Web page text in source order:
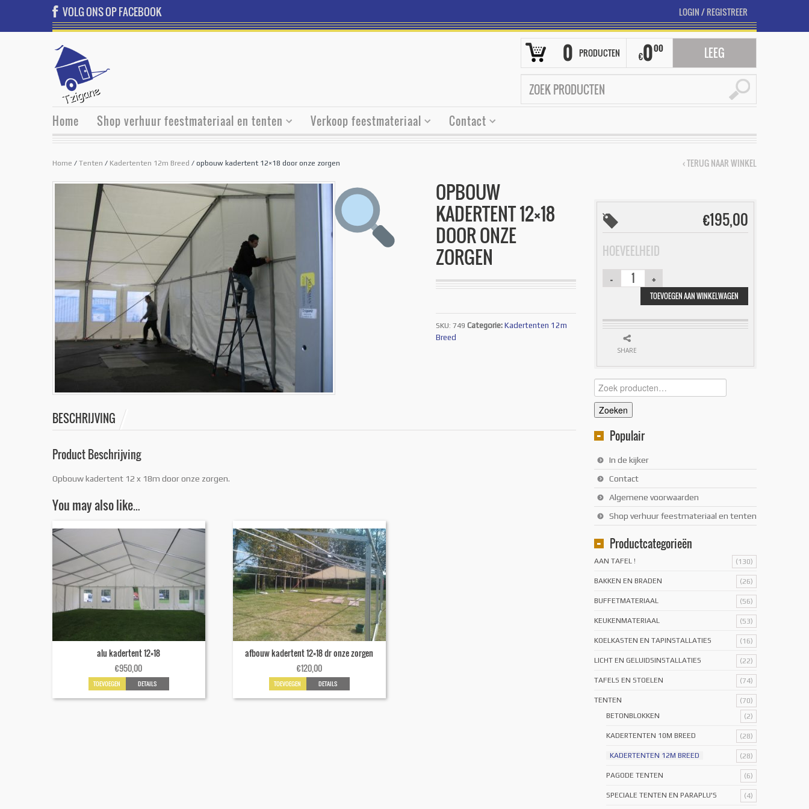
VOLG ONS OP FACEBOOK LOGIN/REGISTREER
0 PRODUCTEN €000 LEEG
Home Shop verhuur feestmateriaal en tenten Verkoop feestmateriaal Contact
Home / Tenten / Kadertenten 12m Breed / opbouw kadertent 12×18 door onze zorgen ‹ TERUG NAAR WINKEL
OPBOUW
KADERTENT 12×18
DOOR ONZE
ZORGEN
SKU: 749 Categorie: Kadertenten 12m
Breed
BESCHRIJVING
Product Beschrijving
Opbouw kadertent 12 x 18m door onze zorgen.
You may also like…
alu kadertent 12×18
€950,00
TOEVOEGEN DETAILS
afbouw kadertent 12×18 dr onze zorgen
€120,00
TOEVOEGEN DETAILS
€195,00
HOEVEELHEID
TOEVOEGEN AAN WINKELWAGEN
SHARE
Zoeken
naar:
Zoeken
Populair
In de kijker
Contact
Algemene voorwaarden
Shop verhuur feestmateriaal en tenten
Productcategorieën
AAN TAFEL ! (130)
BAKKEN EN BRADEN (26)
BUFFETMATERIAAL (56)
KEUKENMATERIAAL (53)
KOELKASTEN EN TAPINSTALLATIES (16)
LICHT EN GELUIDSINSTALLATIES (22)
TAFELS EN STOELEN (74)
TENTEN
(70)
BETONBLOKKEN
(2)
KADERTENTEN 10M BREED (28)
KADERTENTEN 12M BREED (28)
PAGODE TENTEN (6)
SPECIALE TENTEN EN PARAPLU'S (4)